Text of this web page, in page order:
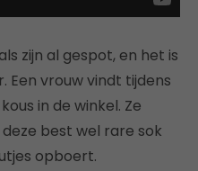
zijn al gespot, en het is
Een vrouw vindt tijdens
in de winkel. Ze
best wel rare sok
opboert.